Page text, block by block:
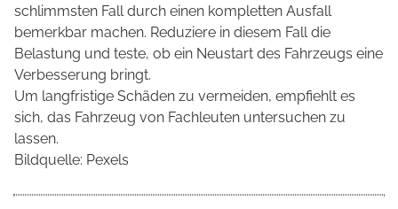
schlimmsten Fall durch einen kompletten Ausfall
bemerkbar machen. Reduziere in diesem Fall die
Belastung und teste, ob ein Neustart des Fahrzeugs eine
Verbesserung bringt.
Um langfristige Schäden zu vermeiden, empfiehlt es
sich, das Fahrzeug von Fachleuten untersuchen zu
lassen.
Bildquelle: Pexels